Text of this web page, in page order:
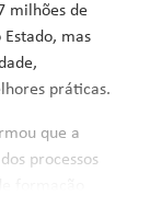
milhões de
mas
práticas.
que a
processos